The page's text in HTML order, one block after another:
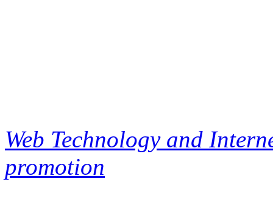
Web Technology and
promotion